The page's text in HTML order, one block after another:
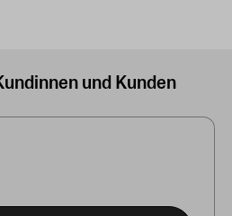
und Kunden